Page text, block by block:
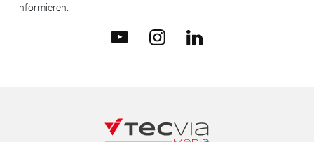
informieren.